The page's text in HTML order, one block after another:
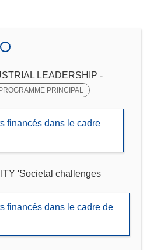
LEADERSHIP -
PROGRAMME PRINCIPAL
financés dans le cadre
'Societal challenges
financés dans le cadre de